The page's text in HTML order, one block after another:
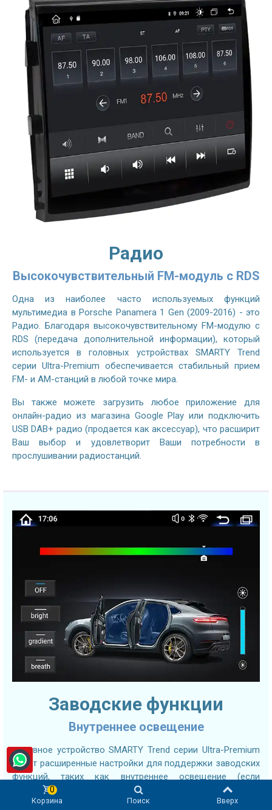
Радио
Высокочувствительный FM-модуль с RDS
Одна из наиболее часто используемых функций
мультимедиа в Porsche Panamera 1 Gen (2009-2016) - это
Радио. Благодаря высокочувствительному FM-модулю с
RDS (передача дополнительной информации), который
используется в головных устройствах SMARTY Trend
серии Ultra-Premium обеспечивается стабильный прием
FM- и AM-станций в любой точке мира.
Вы также можете загрузить любое приложение для
онлайн-радио из магазина Google Play или подключить
USB DAB+ радио (продается как аксессуар), что расширит
Ваш выбор и удовлетворит Ваши потребности в
прослушивании радиостанций.
Заводские функции
Внутреннее освещение
Головное устройство SMARTY Trend серии Ultra-Premium
имеет расширенные настройки для поддержки заводских
функций, таких как внутреннее освещение (если
применимо) и другие.
Корзина
0
Поиск Вверх